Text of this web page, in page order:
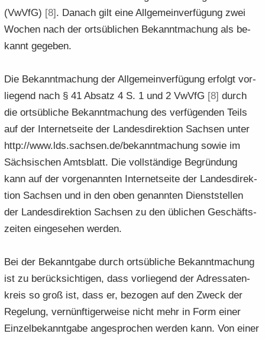
(VwVfG) [8]. Da­nach gilt eine All­ge­mein­ver­fü­gung zwei
Wo­chen nach der orts­üb­li­chen Be­kannt­ma­chung als be­
kannt ge­ge­ben.
Die Be­kannt­ma­chung der All­ge­mein­ver­fü­gung er­folgt vor­
lie­gend nach § 41 Ab­satz 4 S. 1 und 2 VwVfG [8] durch
die orts­üb­li­che Be­kannt­ma­chung des ver­fü­gen­den Teils
auf der In­ter­net­sei­te der Lan­des­di­rek­ti­on Sach­sen unter
http://www.lds.sach­sen.de/be­kannt­ma­chung sowie im
Säch­si­schen Amts­blatt. Die voll­stän­di­ge Be­grün­dung
kann auf der vor­ge­nann­ten In­ter­net­sei­te der Lan­des­di­rek­
ti­on Sach­sen und in den oben ge­nann­ten Dienst­stel­len
der Lan­des­di­rek­ti­on Sach­sen zu den üb­li­chen Ge­schäfts­
zei­ten ein­ge­se­hen wer­den.
Bei der Be­kannt­ga­be durch orts­üb­li­che Be­kannt­ma­chung
ist zu be­rück­sich­ti­gen, dass vor­lie­gend der Adres­sa­ten­
kreis so groß ist, dass er, be­zo­gen auf den Zweck der
Re­ge­lung, ver­nünf­ti­ger­wei­se nicht mehr in Form einer
Ein­zel­be­kannt­ga­be an­ge­spro­chen wer­den kann. Von einer